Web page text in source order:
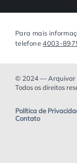
Para mais
telefone4003-
© 2024 — Arquivar
Todos os direitos
Política de
Contato